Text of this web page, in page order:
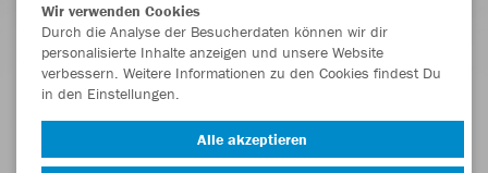
Wir verwenden Cookies
Durch die Analyse der Besucherdaten können wir dir
personalisierte Inhalte anzeigen und unsere Website
verbessern. Weitere Informationen zu den Cookies findest Du
in den Einstellungen.
Alle akzeptieren